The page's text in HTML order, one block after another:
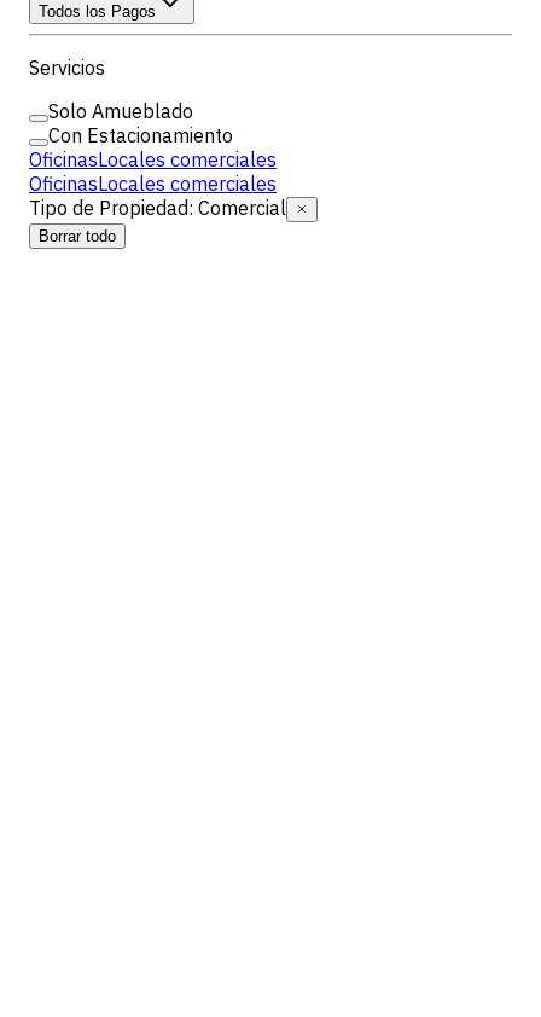
Todos los Pagos
Servicios
Solo Amueblado
Con Estacionamiento
OficinasLocales comerciales
OficinasLocales comerciales
Tipo de Propiedad: Comercial
Borrar todo